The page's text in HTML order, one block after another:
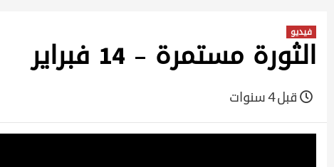
فيديو
الثورة مستمرة – 14 فبراير
قبل 4 سنوات